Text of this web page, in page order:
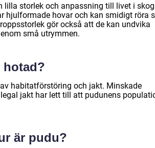
lilla storlek och anpassning till livet i
hjulformade hovar och kan smidigt röra
gör också att de kan undvika
små utrymmen.
hotad?
habitatförstöring och jakt. Minskade
jakt har lett till att pudunens
är pudu?